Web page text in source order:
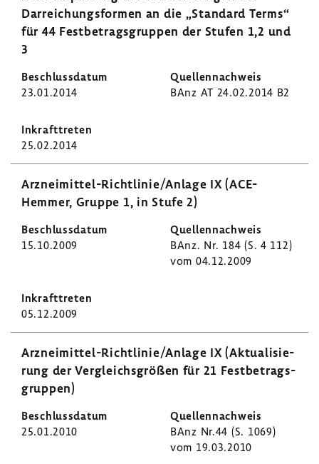
Darrei­chungs­formen an die „Stan­dard Terms“
für 44 Fest­be­trags­gruppen der Stufen 1,2 und
3
23.01.2014 BAnz AT 24.02.2014 B2
25.02.2014
Arzneimittel-​Richtlinie/Anlage IX (ACE-​
Hemmer, Gruppe 1, in Stufe 2)
15.10.2009
BAnz. Nr. 184 (S. 4 112)
vom 04.12.2009
05.12.2009
Arzneimittel-​Richtlinie/Anlage IX (Aktua­li­sie­
rung der Vergleichs­größen für 21 Fest­be­trags­
gruppen)
25.01.2010
BAnz Nr.44 (S. 1069)
vom 19.03.2010